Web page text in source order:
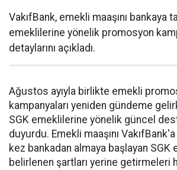
VakıfBank, emekli maaşını bankaya
emeklilerine yönelik promosyon
detaylarını açıkladı.
Ağustos ayıyla birlikte emekli
kampanyaları yeniden gündeme
SGK emeklilerine yönelik güncel
duyurdu. Emekli maaşını
kez bankadan almaya başlayan SGK
belirlenen şartları yerine getirmeleri